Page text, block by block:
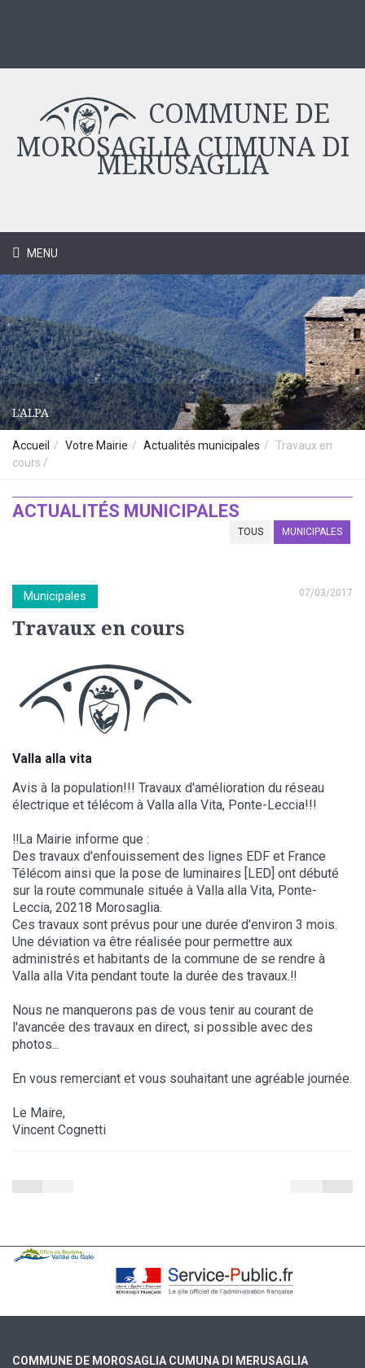
COMMUNE DE
MOROSAGLIA CUMUNA DI
MERUSAGLIA
MENU
L'ALPA
Accueil Votre Mairie Actualités municipales
Travaux en
cours
ACTUALITÉS MUNICIPALES
TOUS MUNICIPALES
Municipales 07/03/2017
Travaux en cours
Valla alla vita
Avis à la population!!! Travaux d'amélioration du réseau
électrique et télécom à Valla alla Vita, Ponte-Leccia!!!
‼La Mairie informe que :
Des travaux d'enfouissement des lignes EDF et France
Télécom ainsi que la pose de luminaires [LED] ont débuté
sur la route communale située à Valla alla Vita, Ponte-
Leccia, 20218 Morosaglia.
Ces travaux sont prévus pour une durée d'environ 3 mois.
Une déviation va être réalisée pour permettre aux
administrés et habitants de la commune de se rendre à
Valla alla Vita pendant toute la durée des travaux.‼
Nous ne manquerons pas de vous tenir au courant de
l'avancée des travaux en direct, si possible avec des
photos...
En vous remerciant et vous souhaitant une agréable journée.
Le Maire,
Vincent Cognetti
COMMUNE DE MOROSAGLIA CUMUNA DI MERUSAGLIA